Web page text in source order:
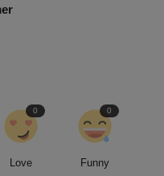
Love
0
Funny
0